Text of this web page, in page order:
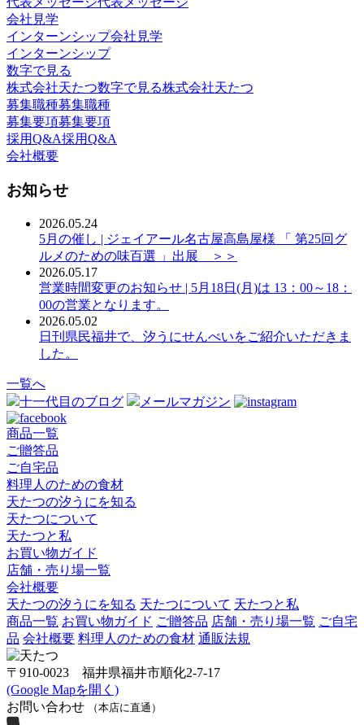
会社見学
インターンシップ会社見学
インターンシップ
数字で見る
株式会社天たつ数字で見る株式会社天たつ
募集職種募集職種
募集要項募集要項
採用Q&A採用Q&A
会社概要
お知らせ
2026.05.24
5月の催し | ジェイアール名古屋高島屋様 「 第25回グ
ルメのための味百選 」出展 ＞＞
2026.05.17
営業時間変更のお知らせ | 5月18日(月)は 13：00～18：
00の営業となります。
2026.05.02
日刊県民福井で、汐うにせんべいをご紹介いただきま
した。
一覧へ
十一代目のブログ
メールマガジン
商品一覧
ご贈答品
ご自宅品
料理人のための食材
天たつの汐うにを知る
天たつについて
天たつと私
お買い物ガイド
店舗・売り場一覧
会社概要
天たつの汐うにを知る 天たつについて 天たつと私
商品一覧 お買い物ガイド ご贈答品 店舗・売り場一覧 ご自宅
品 会社概要 料理人のための食材 通販法規
〒910-0023 福井県福井市順化2-7-17
(Google Mapを開く)
お問い合わせ
（本店に直通）